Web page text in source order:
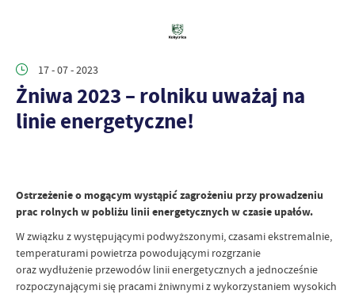
17 - 07 - 2023
Żniwa 2023 – rolniku uważaj na
linie energetyczne!
Ostrzeżenie o mogącym wystąpić zagrożeniu przy prowadzeniu
prac rolnych w pobliżu linii energetycznych w czasie upałów.
W związku z występującymi podwyższonymi, czasami ekstremalnie,
temperaturami powietrza powodującymi rozgrzanie
oraz wydłużenie przewodów linii energetycznych a jednocześnie
rozpoczynającymi się pracami żniwnymi z wykorzystaniem wysokich